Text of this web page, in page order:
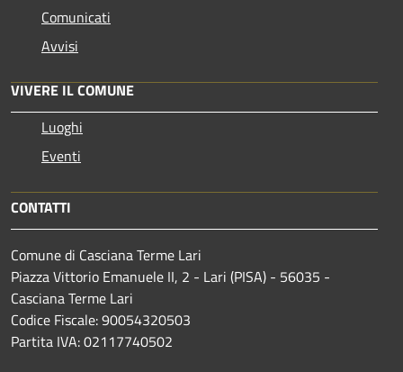
Comunicati
Avvisi
VIVERE IL COMUNE
Luoghi
Eventi
CONTATTI
Comune di Casciana Terme Lari
Piazza Vittorio Emanuele II, 2 - Lari (PISA) - 56035 -
Casciana Terme Lari
Codice Fiscale: 90054320503
Partita IVA: 02117740502